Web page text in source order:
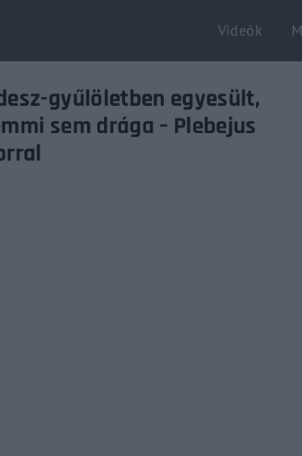
Videók
gyűlöletben egyesült,
sem drága – Plebejus
Login Register